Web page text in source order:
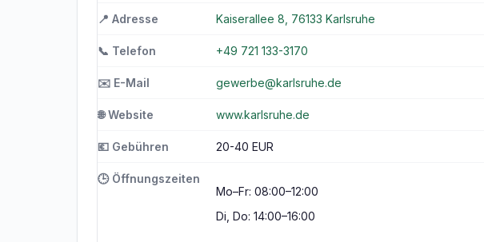
📍 Adresse Kaiserallee 8, 76133 Karlsruhe
📞 Telefon +49 721 133-3170
✉️ E-Mail gewerbe@karlsruhe.de
🌐 Website www.karlsruhe.de
💶 Gebühren 20-40 EUR
🕒 Öffnungszeiten
Mo–Fr: 08:00–12:00
Di, Do: 14:00–16:00